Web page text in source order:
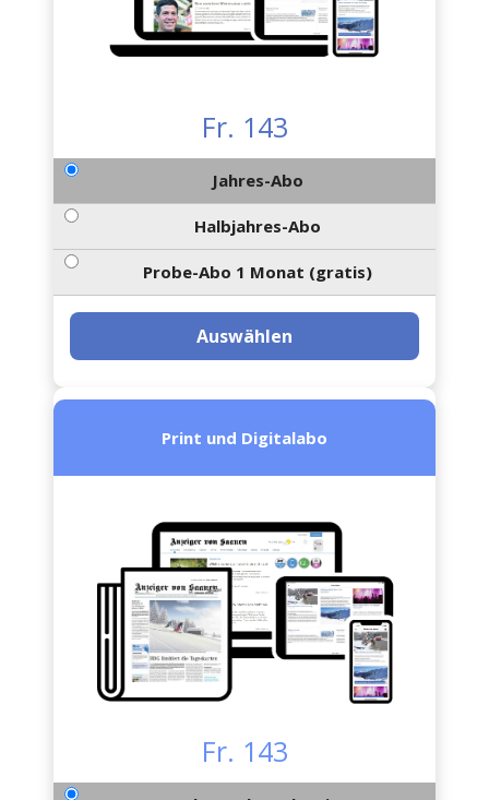
Fr. 143
Jahres-Abo
Halbjahres-Abo
Probe-Abo 1 Monat (gratis)
Auswählen
Print und Digitalabo
Fr. 143